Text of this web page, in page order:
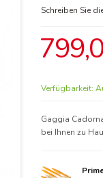
Schreiben Sie
Verfügbarkeit:
Gaggia
bei Ihnen zu